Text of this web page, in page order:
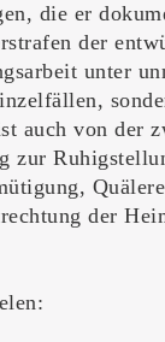
die er
der
unter
auch von der
zur
der